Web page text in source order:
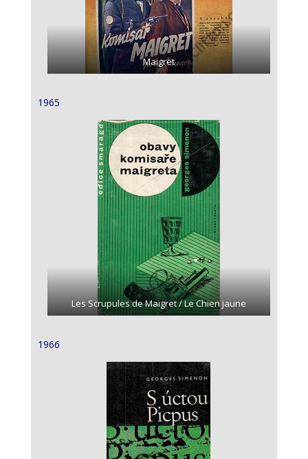
Maigret
1965
Les Scrupules de Maigret / Le Chien jaune
1966